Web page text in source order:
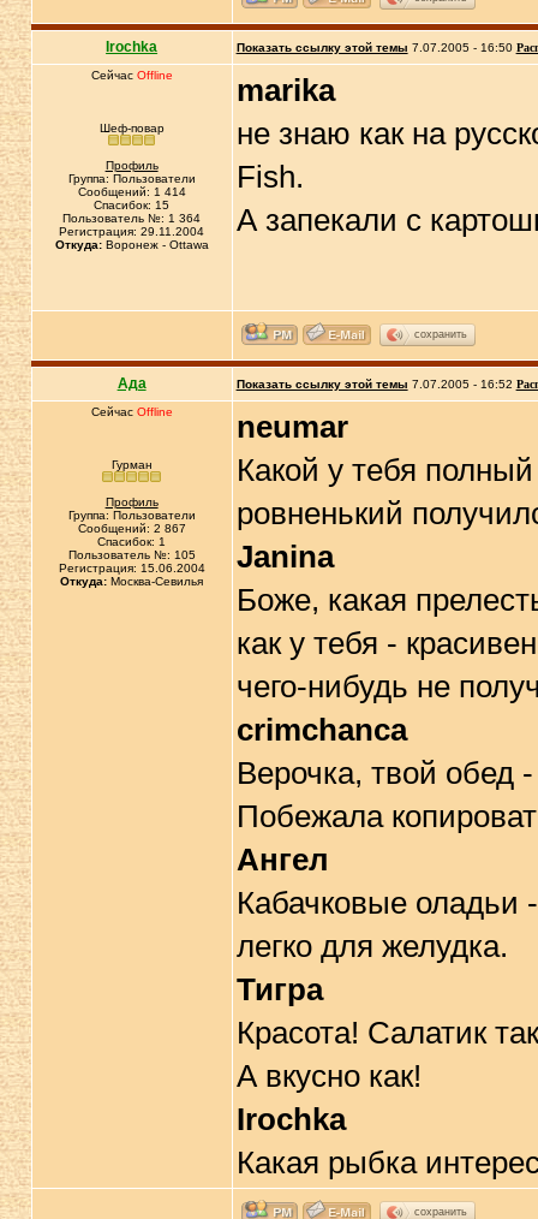
Irochka Показать ссылку этой темы 7.07.2005 - 16:50
Сейчас Offline
Шеф-повар
Профиль
Группа: Пользователи
Сообщений: 1 414
Спасибок: 15
Пользователь №: 1 364
Регистрация: 29.11.2004
Откуда:Воронеж - Ottawa
marika
не знаю как на
Fish.
А запекали с
сохранить
Ада Показать ссылку этой темы 7.07.2005 - 16:52
Сейчас Offline
Гурман
Профиль
Группа: Пользователи
Сообщений: 2 867
Спасибок: 1
Пользователь №: 105
Регистрация: 15.06.2004
Откуда: Москва-Севилья
neumar
Какой у тебя
ровненький
Janina
Боже, какая
как у тебя -
чего-нибудь не
crimchanca
Верочка, твой обед
Побежала
Ангел
Кабачковые оладьи
легко для желудка.
Тигра
Красота! Салатик
А вкусно как!
Irochka
Какая рыбка
сохранить